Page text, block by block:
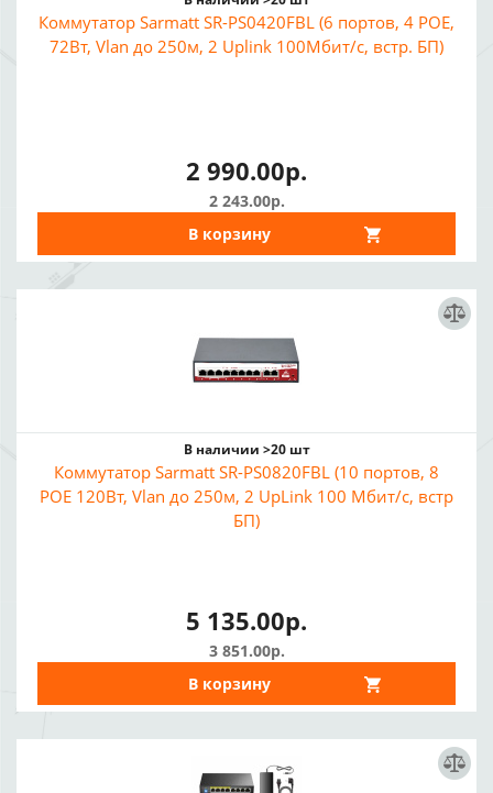
Коммутатор Sarmatt SR-PS0420FBL (6 портов, 4 POE,
72Вт, Vlan до 250м, 2 Uplink 100Мбит/с, встр. БП)
2 990.00р.
2 243.00р.
В корзину
В наличии >20 шт
Коммутатор Sarmatt SR-PS0820FBL (10 портов, 8
POE 120Вт, Vlan до 250м, 2 UpLink 100 Мбит/с, встр
БП)
5 135.00р.
3 851.00р.
В корзину